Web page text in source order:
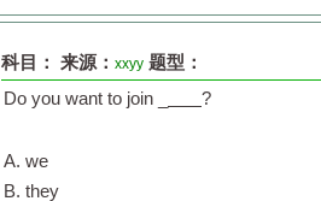
科目： 来源： xxyy 题型：
Do you want to join _
?
A. we
B. they